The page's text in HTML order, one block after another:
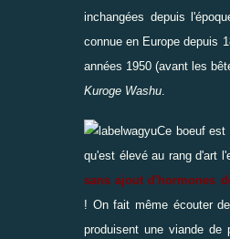
inchangées depuis
connue en Europe depuis
années 1950 (avant les
Kuroge Washu
Ce boeuf est
qu'est élevé au rang d'art
sans ajout d'hormones
! On fait même écouter
produisent une viande